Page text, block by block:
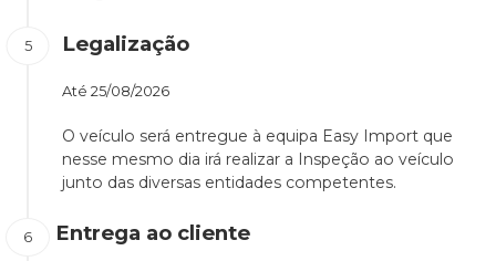
Legalização
Até 25/08/2026
O veículo será entregue à equipa Easy Import que
nesse mesmo dia irá realizar a Inspeção ao veículo
junto das diversas entidades competentes.
Entrega ao cliente